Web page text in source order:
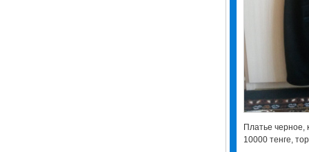
Платье черное,
10000 тенге,